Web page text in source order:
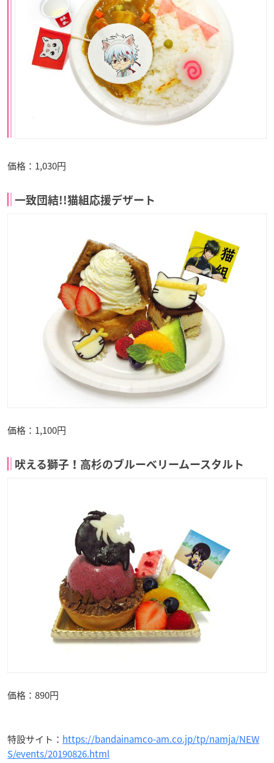
価格：1,030円
一致団結!!猫組応援デザート
価格：1,100円
吠える獅子！高杉のブルーベリームースタルト
価格：890円
特設サイト： https://bandainamco-am.co.jp/tp/namja/NEW
S/events/20190826.html